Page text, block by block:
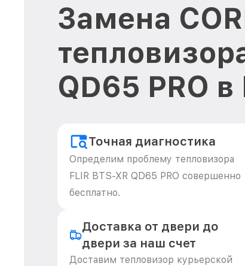
Замена
QD65 PRO
Точная диагностика
Определим проблему тепловизора
FLIR BTS-XR QD65 PRO совершенно
бесплатно.
Доставка от двери до
двери за наш счет
Доставим тепловизор курьерской